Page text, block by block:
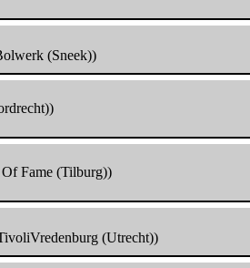
(Sneek))
Fame (Tilburg))
(Utrecht))